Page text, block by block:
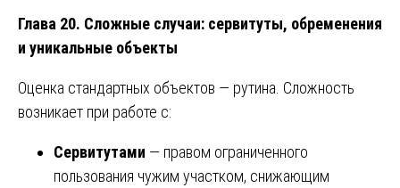
Глава 20. Сложные случаи: сервитуты, обременения
и уникальные объекты
Оценка стандартных объектов — рутина. Сложность
возникает при работе с:
Сервитутами — правом ограниченного
пользования чужим участком, снижающим